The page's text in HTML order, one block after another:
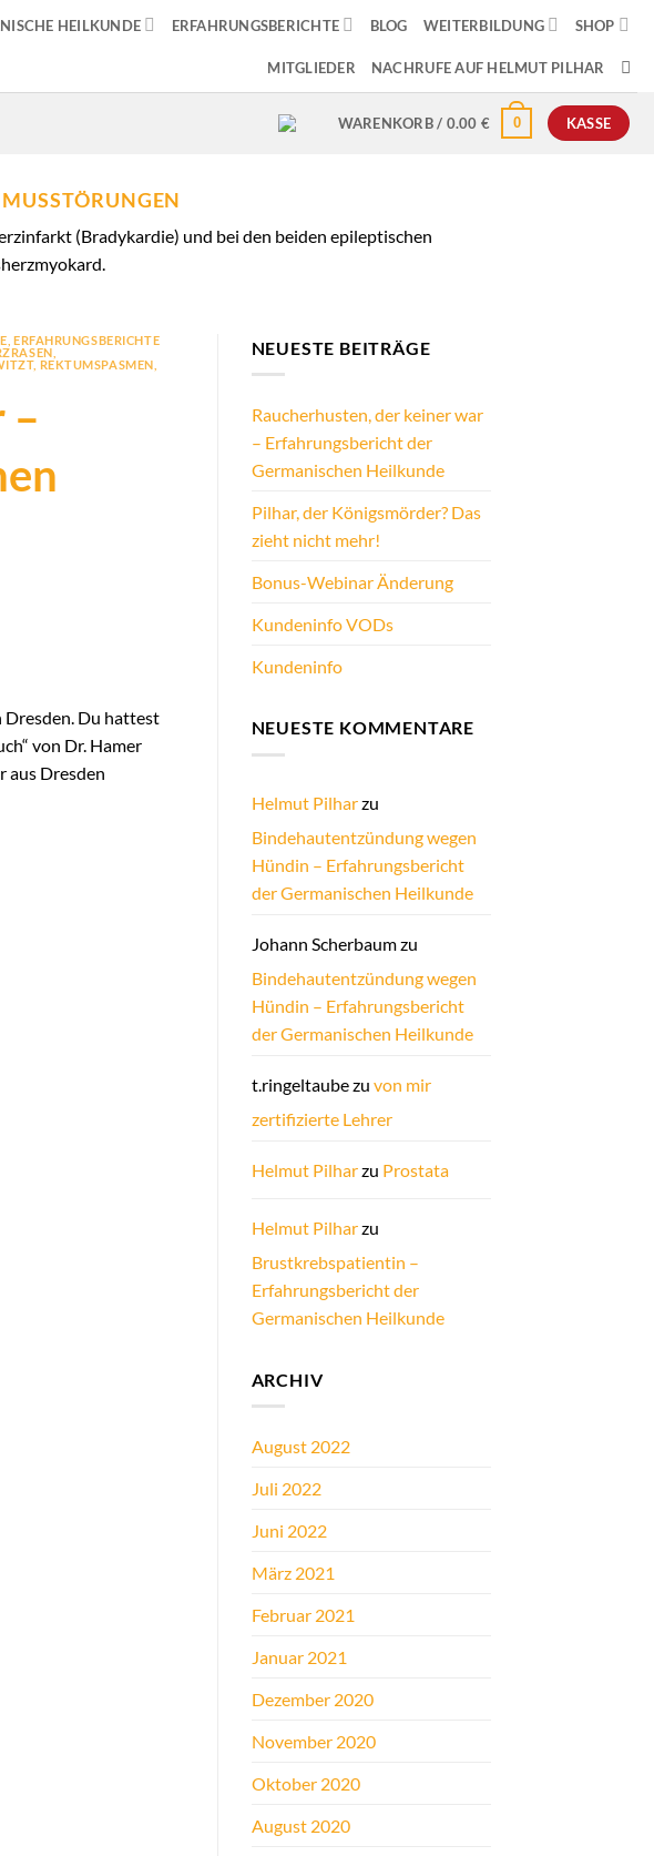
HEILKUNDE ERFAHRUNGSBERICHTE BLOG WEITERBILDUNG SHOP
MITGLIEDER NACHRUFE AUF HELMUT PILHAR
WARENKORB / 0.00 € 0 KASSE
(Bradykardie) und bei den beiden epileptischen
ERFAHRUNGSBERICHTE
, REKTUMSPASMEN
–
Dresden. Du hattest
von Dr. Hamer
aus Dresden
NEUESTE BEITRÄGE
Raucherhusten, der keiner war
– Erfahrungsbericht der
Germanischen Heilkunde
Pilhar, der Königsmörder? Das
zieht nicht mehr!
Bonus-Webinar Änderung
Kundeninfo VODs
Kundeninfo
NEUESTE KOMMENTARE
Helmut Pilharzu
Bindehautentzündung wegen
Hündin – Erfahrungsbericht
der Germanischen Heilkunde
Johann Scherbaumzu
Bindehautentzündung wegen
Hündin – Erfahrungsbericht
der Germanischen Heilkunde
t.ringeltaubezu von mir
zertifizierte Lehrer
Helmut Pilharzu Prostata
Helmut Pilharzu
Brustkrebspatientin –
Erfahrungsbericht der
Germanischen Heilkunde
ARCHIV
August 2022
Juli 2022
Juni 2022
März 2021
Februar 2021
Januar 2021
Dezember 2020
November 2020
Oktober 2020
August 2020